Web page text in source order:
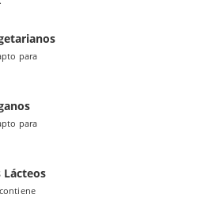
para
para
Lácteos